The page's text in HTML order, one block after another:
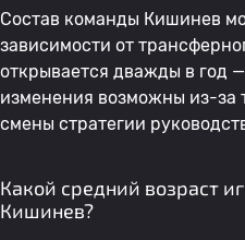
Состав команды Кишинев
зависимости от
открывается дважды в год
изменения возможны из-за
смены стратегии
Какой средний возраст
Кишинев?